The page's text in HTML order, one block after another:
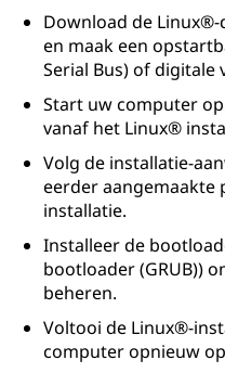
Download de
en maak een
Serial Bus) of digitale
Start uw computer
vanaf het Linux®
Volg de installatie-
eerder aangemaakte
installatie.
Installeer de
bootloader (GRUB))
beheren.
Voltooi de Linux®-
computer opnieuw